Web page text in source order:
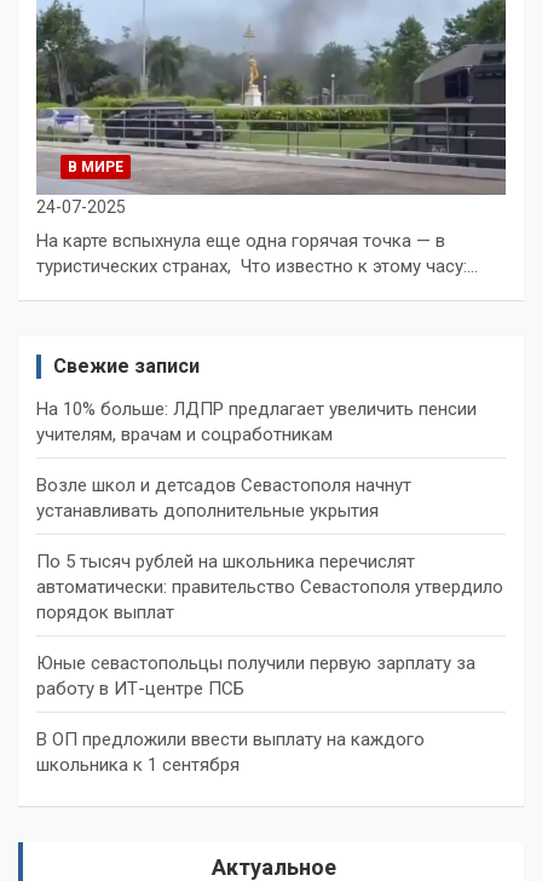
В МИРЕ
24-07-2025
На карте вспыхнула еще одна горячая точка — в
туристических странах, Что известно к этому часу:…
Свежие записи
На 10% больше: ЛДПР предлагает увеличить пенсии
учителям, врачам и соцработникам
Возле школ и детсадов Севастополя начнут
устанавливать дополнительные укрытия
По 5 тысяч рублей на школьника перечислят
автоматически: правительство Севастополя утвердило
порядок выплат
Юные севастопольцы получили первую зарплату за
работу в ИТ-центре ПСБ
В ОП предложили ввести выплату на каждого
школьника к 1 сентября
Актуальное